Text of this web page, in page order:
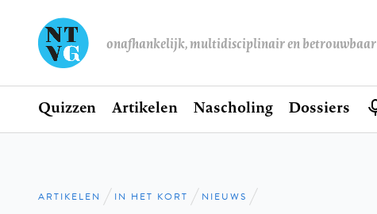
onafhankelijk, multidisciplinair en betrouwbaar
Hoofdnavigatie
Home
Quizzen Artikelen Nascholing Dossiers
ARTIKELEN IN HET KORT NIEUWS